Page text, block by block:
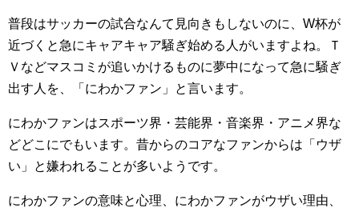
普段はサッカーの試合なんて見向きもしないのに、W杯が
近づくと急にキャアキャア騒ぎ始める人がいますよね。Ｔ
Ｖなどマスコミが追いかけるものに夢中になって急に騒ぎ
出す人を、「にわかファン」と言います。
にわかファンはスポーツ界・芸能界・音楽界・アニメ界な
どどこにでもいます。昔からのコアなファンからは「ウザ
い」と嫌われることが多いようです。
にわかファンの意味と心理、にわかファンがウザい理由、